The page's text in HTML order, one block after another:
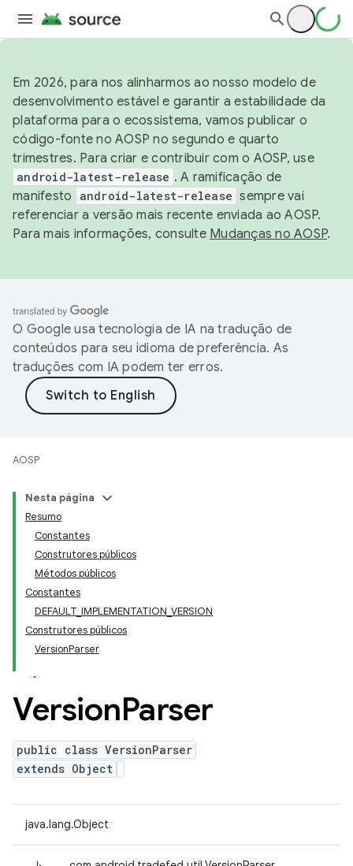
Em 2026, para nos alinharmos ao nosso modelo de
desenvolvimento estável e garantir a estabilidade da
plataforma para o ecossistema, vamos publicar o
código-fonte no AOSP no segundo e quarto
trimestres. Para criar e contribuir com o AOSP, use
android-latest-release . A ramificação de
manifesto
android-latest-release sempre vai
referenciar a versão mais recente enviada ao AOSP.
Para mais informações, consulte Mudanças no AOSP.
O Google usa tecnologia de IA na tradução de
conteúdos para seu idioma de preferência. As
traduções com IA podem ter erros.
AOSP
Nesta página
Resumo
Constantes
Construtores públicos
Métodos públicos
Constantes
DEFAULT_IMPLEMENTATION_VERSION
Construtores públicos
VersionParser
VersionParser
public class VersionParser
extends Object
java.lang.Object